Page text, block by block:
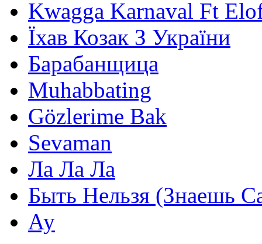
Kwagga Karnaval Ft
Їхав Козак З України
Барабанщица
Muhabbating
Gözlerime Bak
Sevaman
Ла Ла Ла
Быть Нельзя (Знаешь
Ау